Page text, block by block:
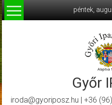
Skip
to
content
péntek,
Győr
iroda@gyoriposz.hu | +36